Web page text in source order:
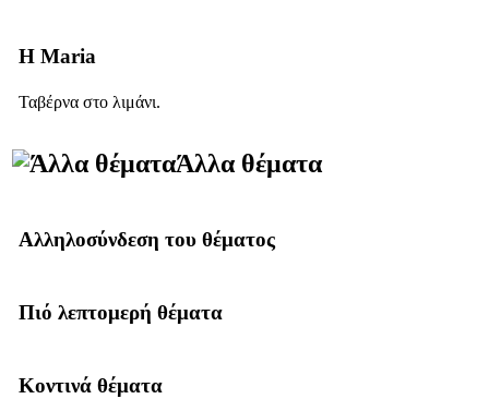
Η Maria
Ταβέρνα στο λιμάνι.
Άλλα θέματα
Αλληλοσύνδεση του θέματος
Πιό λεπτομερή θέματα
Κοντινά θέματα